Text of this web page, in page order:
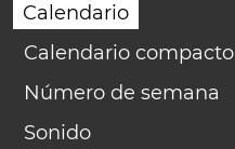
Calendario
Calendario compacto
Número de semana
Sonido